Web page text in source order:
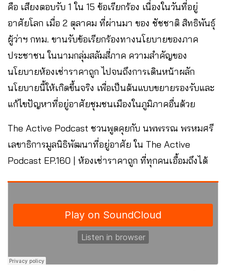
คือ เสียงตอบรับ 1 ใน 15 ข้อเรียกร้อง เนื่องในวันที่อยู่
อาศัยโลก เมื่อ 2 ตุลาคม ที่ผ่านมา ของ ชัชชาติ สิทธิพันธุ์
ผู้ว่าฯ กทม. ขานรับข้อเรียกร้องทางนโยบายของภาค
ประชาชน ในนามกลุ่มสลัมสี่ภาค ความสำคัญของ
นโยบายห้องเช่าราคาถูก ไปจนถึงการเดินหน้าผลัก
นโยบายนี้ให้เกิดขึ้นจริง เพื่อเป็นต้นแบบขยายรองรับและ
แก้ไขปัญหาที่อยู่อาศัยชุมชนเมืองในภูมิภาคอื่นด้วย
The Active Podcast ชวนพูดคุยกับ นพพรรณ พรหมศรี
เลขาธิการมูลนิธิพัฒนาที่อยู่อาศัย ใน The Active
Podcast EP.160 | ห้องเช่าราคาถูก ที่ทุกคนเอื้อมถึงได้